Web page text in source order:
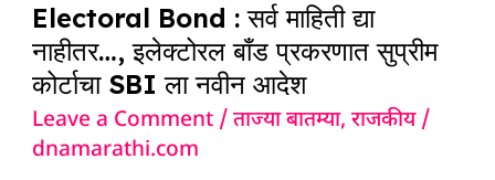
Electoral Bond : सर्व माहिती द्या
नाहीतर…, इलेक्टोरल बाँड प्रकरणात सुप्रीम
कोर्टाचा SBI ला नवीन आदेश
Leave a Comment /ताज्या बातम्या,राजकीय/
dnamarathi.com
प्रकरणात
सुप्रीम
कोर्टाचा
SBI